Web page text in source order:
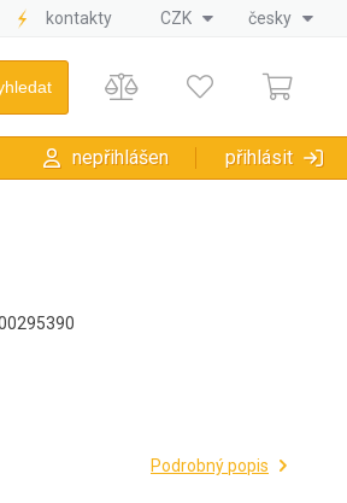
kontakty CZK česky
nepřihlášen přihlásit
Podrobný popis